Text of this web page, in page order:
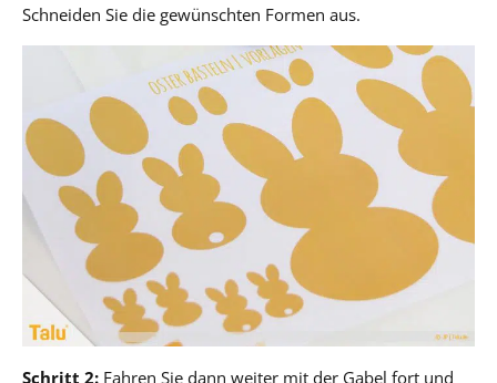
Schneiden Sie die gewünschten Formen aus.
Schritt 2: Fahren Sie dann weiter mit der Gabel fort und